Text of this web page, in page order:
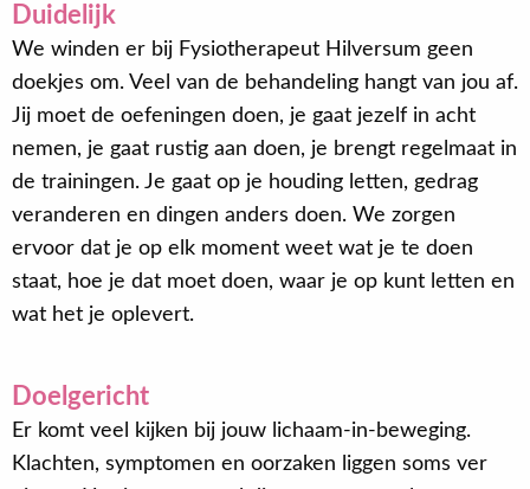
Duidelijk
We winden er bij Fysiotherapeut Hilversum geen
doekjes om. Veel van de behandeling hangt van jou af.
Jij moet de oefeningen doen, je gaat jezelf in acht
nemen, je gaat rustig aan doen, je brengt regelmaat in
de trainingen. Je gaat op je houding letten, gedrag
veranderen en dingen anders doen. We zorgen
ervoor dat je op elk moment weet wat je te doen
staat, hoe je dat moet doen, waar je op kunt letten en
wat het je oplevert.
Doelgericht
Er komt veel kijken bij jouw lichaam-in-beweging.
Klachten, symptomen en oorzaken liggen soms ver